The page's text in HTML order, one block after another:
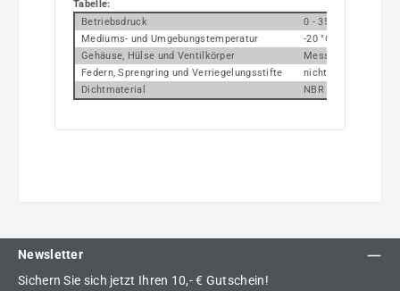
Tabelle:
Betriebsdruck
0 - 35 bar,
Mediums- und Umgebungstemperatur
-20 °C bis +100 °C
Gehäuse, Hülse und Ventilkörper
Messing vernickelt
Federn, Sprengring und Verriegelungsstifte
nichtrostender Stahl
Dichtmaterial
NBR
Newsletter
Sichern Sie sich jetzt Ihren 10,- € Gutschein!